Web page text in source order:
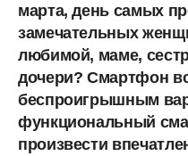
марта, день самых
замечательных
любимой, маме,
дочери? Смартфон
беспроигрышным
функциональный
произвести